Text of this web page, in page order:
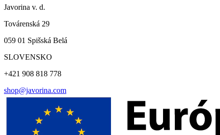
Javorina v. d.
Továrenská 29
059 01 Spišská Belá
SLOVENSKO
+421 908 818 778
shop@javorina.com